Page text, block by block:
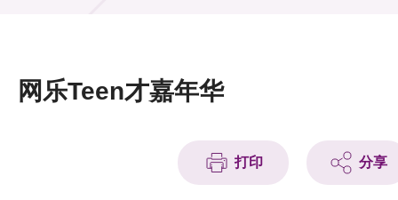
活动及消息
网乐Teen才嘉年华
打印 分享